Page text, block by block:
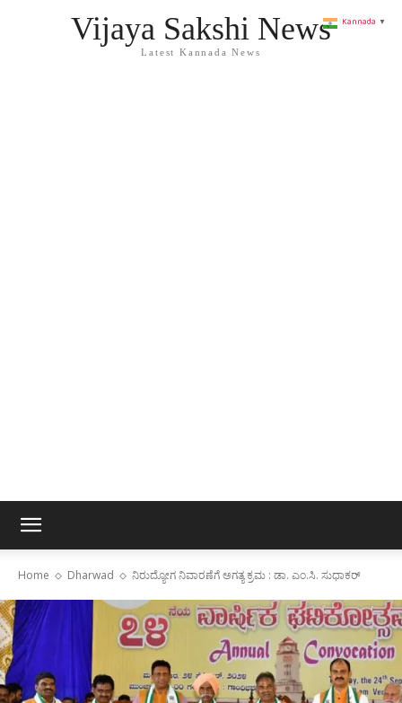
Vijaya Sakshi News
Latest Kannada News
Home Dharwad ನಿರುದ್ಯೋಗ ನಿವಾರಣೆಗೆ ಅಗತ್ಯ ಕ್ರಮ : ಡಾ. ಎಂ.ಸಿ. ಸುಧಾಕರ್
Kannada ▼